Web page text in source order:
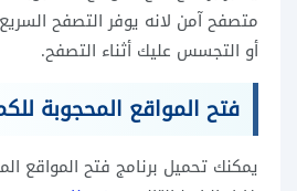
متصفح آمن لانه يوفر التصفح
أو التجسس عليك أثناء التصفح.
فتح المواقع المحجوبة
يمكنك تحميل برنامج فتح المواقع